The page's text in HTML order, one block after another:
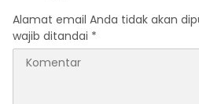
Alamat email Anda tidak akan
wajib ditandai *